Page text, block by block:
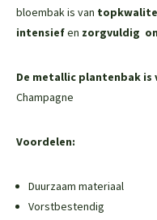
bloembak is van
intensiefen zorgvuldig
De metallic plantenbak is
Champagne
Voordelen:
Duurzaam materiaal
Vorstbestendig